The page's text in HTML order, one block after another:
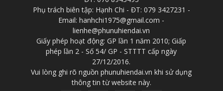
Phụ trách biên tập: Hạnh Chi - ĐT: 079 3427231 -
Email: hanhchi1975@gmail.com -
lienhe@phunuhiendai.vn
Giấy phép hoạt động: GP lần 1 năm 2010; Giấp
phép lần 2 - Số 54/ GP - STTTT cấp ngày
27/12/2016.
Vui lòng ghi rõ nguồn phunuhiendai.vn khi sử dụng
thông tin từ website này.